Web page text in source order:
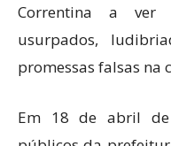
Correntina a ver
usurpados,
promessas falsas na
Em 18 de abril de